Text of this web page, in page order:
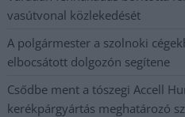
vasútvonal közlekedését
A polgármester a szolnoki
elbocsátott dolgozón segítene
Csődbe ment a tószegi Accell
kerékpárgyártás meghatározó